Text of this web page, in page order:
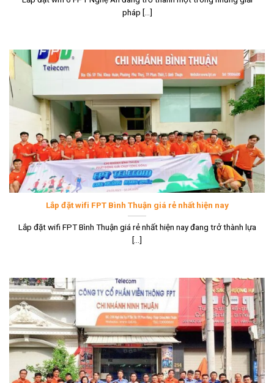
pháp [...]
Lắp đặt wifi FPT Bình Thuận giá rẻ nhất hiện nay
Lắp đặt wifi FPT Bình Thuận giá rẻ nhất hiện nay đang trở thành lựa
[...]